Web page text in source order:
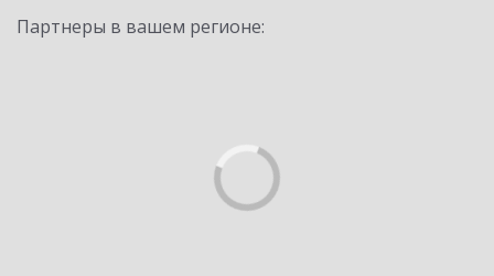
Партнеры в вашем регионе: